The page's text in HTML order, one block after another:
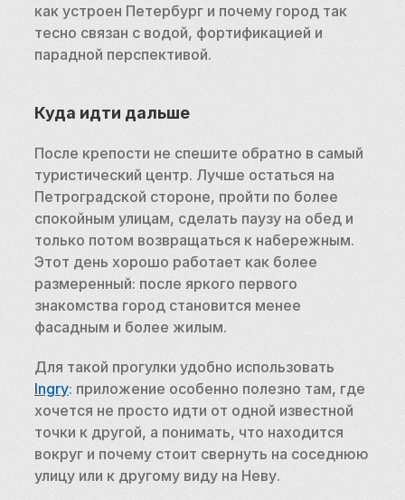
как устроен Петербург и почему город так
тесно связан с водой, фортификацией и
парадной перспективой.
Куда идти дальше
После крепости не спешите обратно в самый
туристический центр. Лучше остаться на
Петроградской стороне, пройти по более
спокойным улицам, сделать паузу на обед и
только потом возвращаться к набережным.
Этот день хорошо работает как более
размеренный: после яркого первого
знакомства город становится менее
фасадным и более жилым.
Ingry: приложение особенно полезно там, где
хочется не просто идти от одной известной
точки к другой, а понимать, что находится
вокруг и почему стоит свернуть на соседнюю
улицу или к другому виду на Неву.